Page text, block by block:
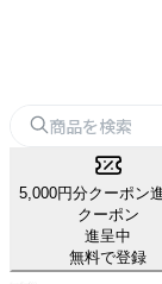
5,000円分クーポン
クーポン
進呈中
無料で登録